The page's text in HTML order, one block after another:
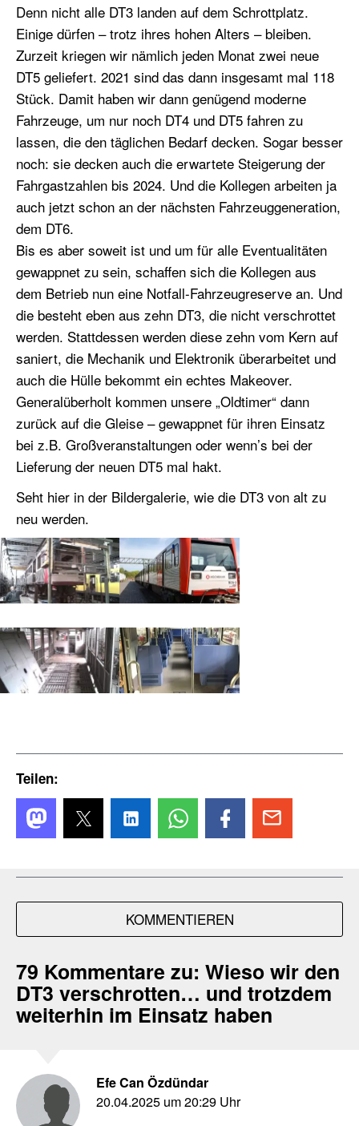
Denn nicht alle DT3 landen auf dem Schrottplatz.
Einige dürfen – trotz ihres hohen Alters – bleiben.
Zurzeit kriegen wir nämlich jeden Monat zwei neue
DT5 geliefert. 2021 sind das dann insgesamt mal 118
Stück. Damit haben wir dann genügend moderne
Fahrzeuge, um nur noch DT4 und DT5 fahren zu
lassen, die den täglichen Bedarf decken. Sogar besser
noch: sie decken auch die erwartete Steigerung der
Fahrgastzahlen bis 2024. Und die Kollegen arbeiten ja
auch jetzt schon an der nächsten Fahrzeuggeneration,
dem DT6.
Bis es aber soweit ist und um für alle Eventualitäten
gewappnet zu sein, schaffen sich die Kollegen aus
dem Betrieb nun eine Notfall-Fahrzeugreserve an. Und
die besteht eben aus zehn DT3, die nicht verschrottet
werden. Stattdessen werden diese zehn vom Kern auf
saniert, die Mechanik und Elektronik überarbeitet und
auch die Hülle bekommt ein echtes Makeover.
Generalüberholt kommen unsere „Oldtimer“ dann
zurück auf die Gleise – gewappnet für ihren Einsatz
bei z.B. Großveranstaltungen oder wenn’s bei der
Lieferung der neuen DT5 mal hakt.
Seht hier in der Bildergalerie, wie die DT3 von alt zu
neu werden.
Teilen:
KOMMENTIEREN
79 Kommentare zu: Wieso wir den
DT3 verschrotten… und trotzdem
weiterhin im Einsatz haben
Efe Can Özdündar
20.04.2025 um 20:29 Uhr